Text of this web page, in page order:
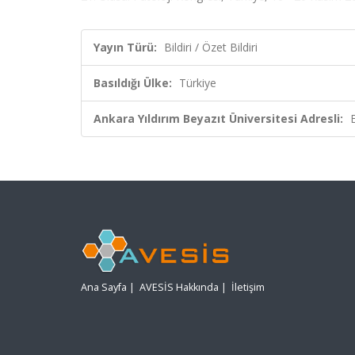
Yayın Türü: Bildiri / Özet Bildiri
Basıldığı Ülke: Türkiye
Ankara Yıldırım Beyazıt Üniversitesi Adresli:
Ana Sayfa | AVESİS Hakkında | İletişim